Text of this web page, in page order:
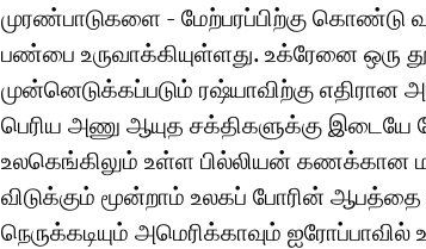
முரண்பாடுகளை - மேற்பரப்பிற்கு கொண்டு
பண்பை உருவாக்கியுள்ளது. உக்ரேனை ஒரு
முன்னெடுக்கப்படும் ரஷ்யாவிற்கு எதிரான
பெரிய அணு ஆயுத சக்திகளுக்கு இடையே
உலகெங்கிலும் உள்ள பில்லியன் கணக்கான
விடுக்கும் மூன்றாம் உலகப் போரின் ஆபத்தை
நெருக்கடியும் அமெரிக்காவும்